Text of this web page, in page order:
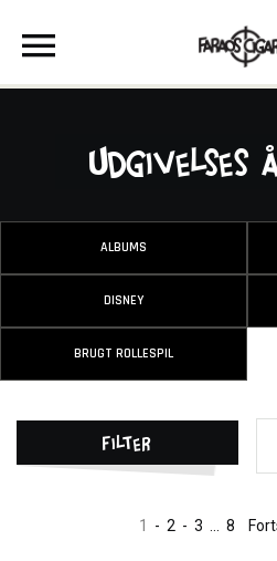
Udgivelses
ALBUMS
DISNEY
BRUGT ROLLESPIL
Filter
1 - 2 - 3 8